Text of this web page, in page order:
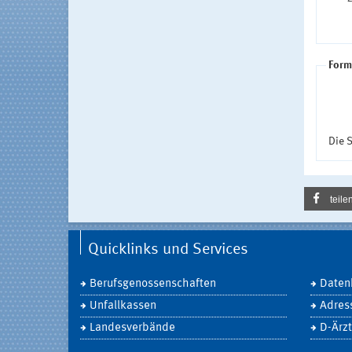
Die
Quicklinks und Services
Berufsgenossenschaften
Unfallkassen
Landesverbände
D-